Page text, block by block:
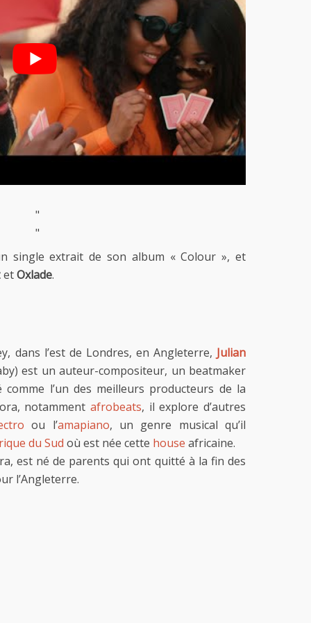
"
"
single extrait de son album « Colour », et
etOxlade.
dans l’est de Londres, en Angleterre, Julian
est un auteur-compositeur, un beatmaker
comme l’un des meilleurs producteurs de la
notamment afrobeats, il explore d’autres
ou l’amapiano, un genre musical qu’il
du Sud où est née cette house africaine.
est né de parents qui ont quitté à la fin des
l’Angleterre.